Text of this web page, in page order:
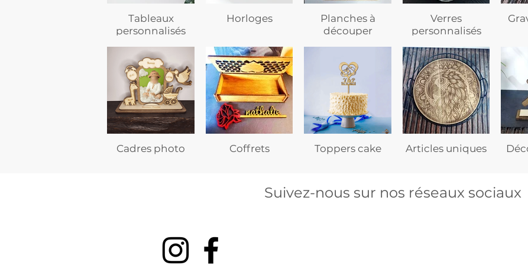
Tableaux
personnalisés
Horloges
Planches à
découper
Verres
personnalisés
Cadres photo Coffrets Toppers cake Articles uniques
Suivez-nous sur nos réseaux sociaux